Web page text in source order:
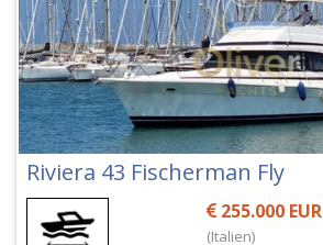
Riviera 43 Fischerman Fly
255.000 EUR
(Italien)